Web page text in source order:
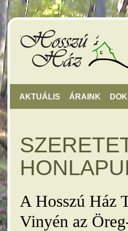
AKTUÁLIS ÁRAINK
A Hosszú Ház
Vinyén az